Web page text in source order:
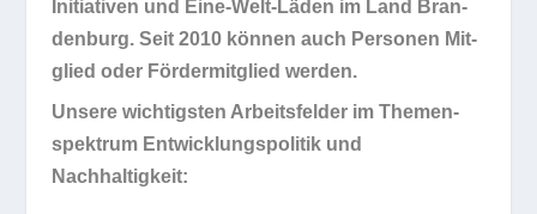
Initia­ti­ven und Eine-Welt-Läden im Land Bran­
den­burg. Seit 2010 kön­nen auch Per­so­nen Mit­
glied oder För­der­mit­glied werden.
Unsere wich­tigs­ten Arbeits­fel­der im The­men­
spek­trum Ent­wick­lungs­po­li­tik und
Nachhaltigkeit: